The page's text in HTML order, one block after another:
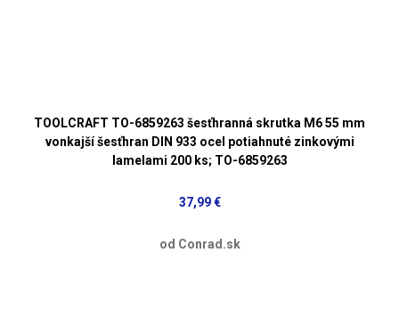
TOOLCRAFT TO-6859263 šesťhranná skrutka M6 55 mm
vonkajší šesťhran DIN 933 ocel potiahnuté zinkovými
lamelami 200 ks; TO-6859263
37,99 €
od Conrad.sk